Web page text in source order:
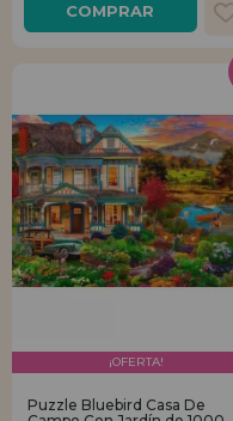
COMPRAR
¡OFERTA!
Puzzle Bluebird Casa De